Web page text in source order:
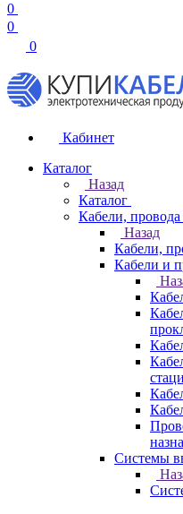
0
0
0
Кабинет
Каталог
Назад
Каталог
Кабели, провода
Назад
Кабели,
Кабели и
Системы